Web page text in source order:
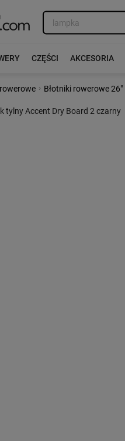
CZĘŚCI AKCESORIA
› Błotniki rowerowe 26"